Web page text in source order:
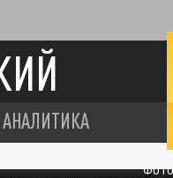
АНАЛИТИКА
ФОТО: